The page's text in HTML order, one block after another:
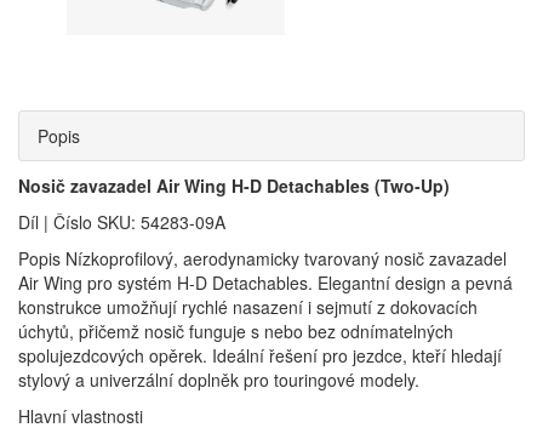
Popis
Nosič zavazadel Air Wing H‑D Detachables (Two‑Up)
Díl | Číslo SKU: 54283-09A
Popis Nízkoprofilový, aerodynamicky tvarovaný nosič zavazadel
Air Wing pro systém H‑D Detachables. Elegantní design a pevná
konstrukce umožňují rychlé nasazení i sejmutí z dokovacích
úchytů, přičemž nosič funguje s nebo bez odnímatelných
spolujezdcových opěrek. Ideální řešení pro jezdce, kteří hledají
stylový a univerzální doplněk pro touringové modely.
Hlavní vlastnosti